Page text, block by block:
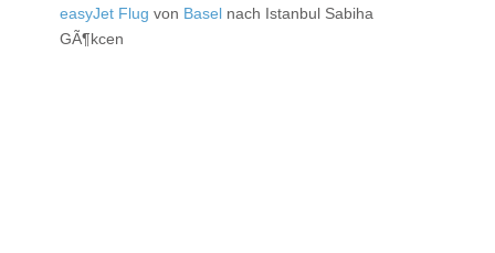
easyJet Flug von Basel nach Istanbul Sabiha
GÃ¶kcen